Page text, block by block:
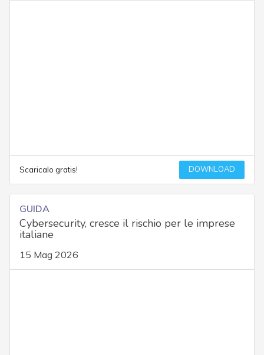
Scaricalo gratis! DOWNLOAD
GUIDA
Cybersecurity, cresce il rischio per le imprese
italiane
15 Mag 2026